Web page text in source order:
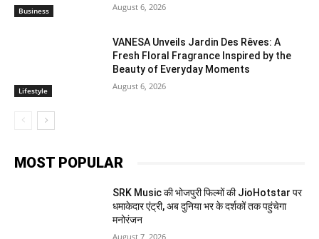
Business August 6, 2026
Lifestyle
VANESA Unveils Jardin Des Rêves: A
Fresh Floral Fragrance Inspired by the
Beauty of Everyday Moments
August 6, 2026
MOST POPULAR
SRK Music की भोजपुरी फिल्मों की JioHotstar पर
धमाकेदार एंट्री, अब दुनिया भर के दर्शकों तक पहुंचेगा
मनोरंजन
August 7, 2026